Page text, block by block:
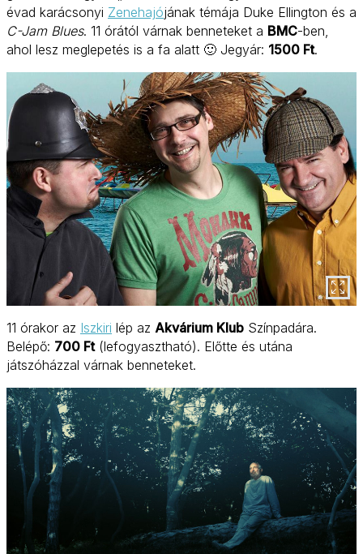
évad karácsonyi Zenehajójának témája Duke Ellington és a
C-Jam Blues. 11 órától várnak benneteket a BMC-ben,
ahol lesz meglepetés is a fa alatt 🙂 Jegyár: 1500 Ft.
11 órakor az Iszkiri lép az Akvárium Klub Színpadára.
Belépő: 700 Ft(lefogyasztható). Előtte és utána
játszóházzal várnak benneteket.